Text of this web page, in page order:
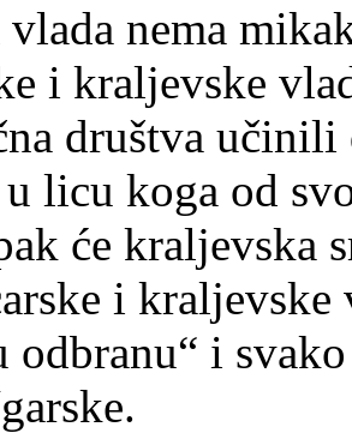
vlada nema
i kraljevske
društva
licu koga od
će kraljevska
i
odbranu“ i